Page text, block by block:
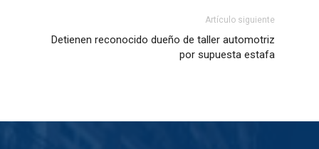
Artículo siguiente
Detienen reconocido dueño de taller automotriz
por supuesta estafa